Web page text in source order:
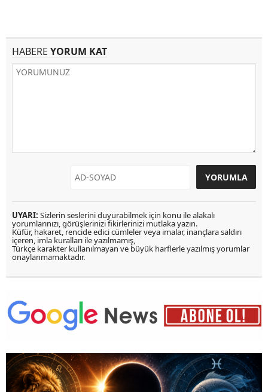
HABERE YORUM KAT
UYARI: Sizlerin seslerini duyurabilmek için konu ile alakalı
yorumlarınızı, görüşlerinizi fikirlerinizi mutlaka yazın.
Küfür, hakaret, rencide edici cümleler veya imalar, inançlara saldırı
içeren, imla kuralları ile yazılmamış,
Türkçe karakter kullanılmayan ve büyük harflerle yazılmış yorumlar
onaylanmamaktadır.